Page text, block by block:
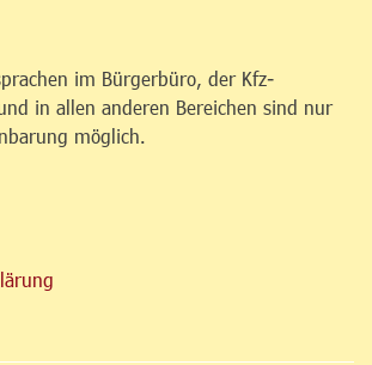
im Bürgerbüro, der Kfz-
in allen anderen Bereichen sind nur
möglich.